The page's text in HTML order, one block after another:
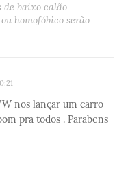
de baixo calão
homofóbico serão
nos lançar um carro
pra todos . Parabens